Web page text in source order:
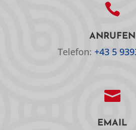

ANRUFEN
Telefon: +43 5

EMAIL